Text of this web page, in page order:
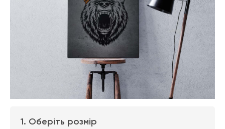
1. Оберіть розмір